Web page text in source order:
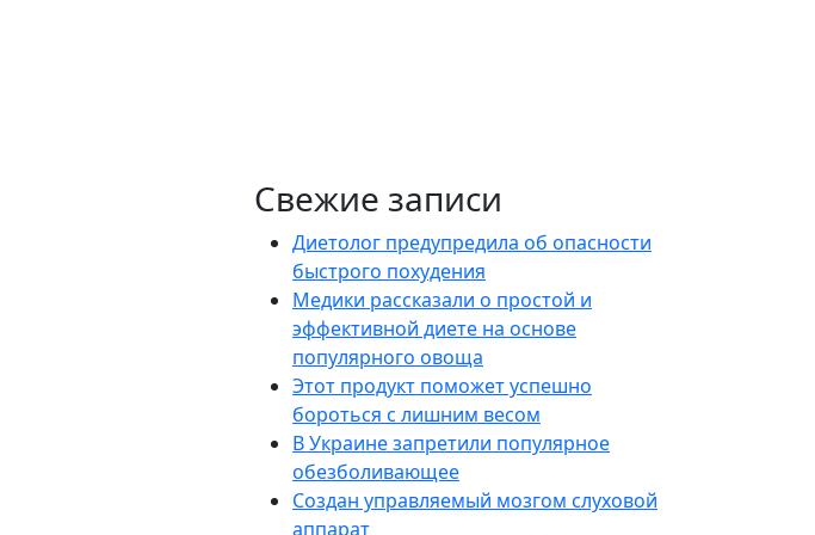
Свежие записи
Диетолог предупредила об опасности
быстрого похудения
Медики рассказали о простой и
эффективной диете на основе
популярного овоща
Этот продукт поможет успешно
бороться с лишним весом
В Украине запретили популярное
обезболивающее
Создан управляемый мозгом слуховой
аппарат